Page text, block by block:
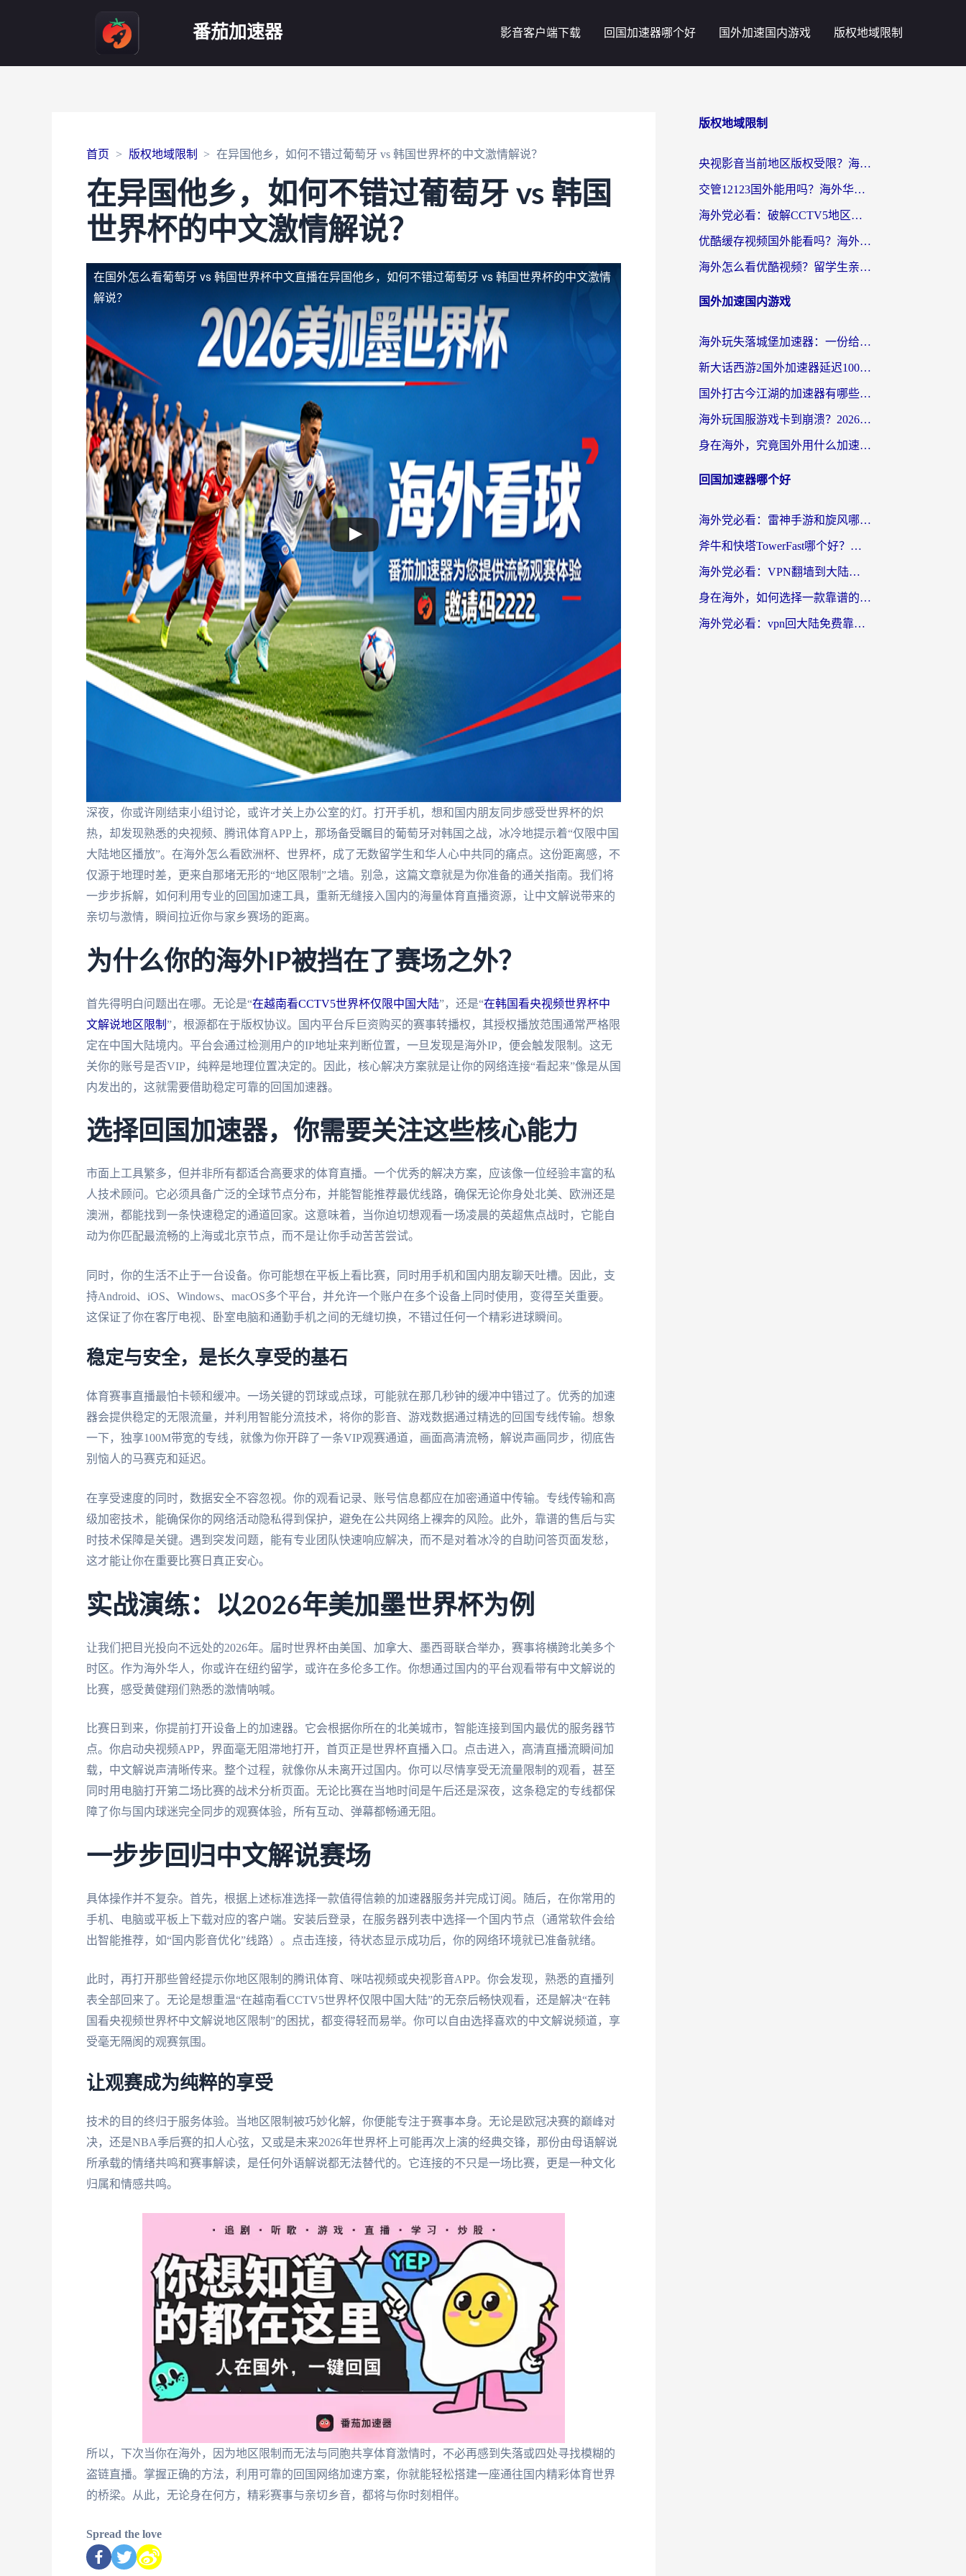
番茄加速器 影音客户端下载 回国加速器哪个好 国外加速国内游戏 版权地域限制
首页 版权地域限制 在异国他乡，如何不错过葡萄牙 vs 韩国世界杯的中文激情解说？
在异国他乡，如何不错过葡萄牙 vs 韩国
世界杯的中文激情解说？
在国外怎么看葡萄牙 vs 韩国世界杯中文直播在异国他乡，如何不错过葡萄牙 vs 韩国世界杯的中文激情
解说？
深夜，你或许刚结束小组讨论，或许才关上办公室的灯。打开手机，想和国内朋友同步感受世界杯的炽
热，却发现熟悉的央视频、腾讯体育APP上，那场备受瞩目的葡萄牙对韩国之战，冰冷地提示着“仅限中国
大陆地区播放”。在海外怎么看欧洲杯、世界杯，成了无数留学生和华人心中共同的痛点。这份距离感，不
仅源于地理时差，更来自那堵无形的“地区限制”之墙。别急，这篇文章就是为你准备的通关指南。我们将
一步步拆解，如何利用专业的回国加速工具，重新无缝接入国内的海量体育直播资源，让中文解说带来的
亲切与激情，瞬间拉近你与家乡赛场的距离。
为什么你的海外IP被挡在了赛场之外？
首先得明白问题出在哪。无论是“在越南看CCTV5世界杯仅限中国大陆”，还是“在韩国看央视频世界杯中
文解说地区限制 ”，根源都在于版权协议。国内平台斥巨资购买的赛事转播权，其授权播放范围通常严格限
定在中国大陆境内。平台会通过检测用户的IP地址来判断位置，一旦发现是海外IP，便会触发限制。这无
关你的账号是否VIP，纯粹是地理位置决定的。因此，核心解决方案就是让你的网络连接“看起来”像是从国
内发出的，这就需要借助稳定可靠的回国加速器。
选择回国加速器，你需要关注这些核心能力
市面上工具繁多，但并非所有都适合高要求的体育直播。一个优秀的解决方案，应该像一位经验丰富的私
人技术顾问。它必须具备广泛的全球节点分布，并能智能推荐最优线路，确保无论你身处北美、欧洲还是
澳洲，都能找到一条快速稳定的通道回家。这意味着，当你迫切想观看一场凌晨的英超焦点战时，它能自
动为你匹配最流畅的上海或北京节点，而不是让你手动苦苦尝试。
同时，你的生活不止于一台设备。你可能想在平板上看比赛，同时用手机和国内朋友聊天吐槽。因此，支
持Android、iOS、Windows、macOS多个平台，并允许一个账户在多个设备上同时使用，变得至关重要。
这保证了你在客厅电视、卧室电脑和通勤手机之间的无缝切换，不错过任何一个精彩进球瞬间。
稳定与安全，是长久享受的基石
体育赛事直播最怕卡顿和缓冲。一场关键的罚球或点球，可能就在那几秒钟的缓冲中错过了。优秀的加速
器会提供稳定的无限流量，并利用智能分流技术，将你的影音、游戏数据通过精选的回国专线传输。想象
一下，独享100M带宽的专线，就像为你开辟了一条VIP观赛通道，画面高清流畅，解说声画同步，彻底告
别恼人的马赛克和延迟。
在享受速度的同时，数据安全不容忽视。你的观看记录、账号信息都应在加密通道中传输。专线传输和高
级加密技术，能确保你的网络活动隐私得到保护，避免在公共网络上裸奔的风险。此外，靠谱的售后与实
时技术保障是关键。遇到突发问题，能有专业团队快速响应解决，而不是对着冰冷的自助问答页面发愁，
这才能让你在重要比赛日真正安心。
实战演练：以2026年美加墨世界杯为例
让我们把目光投向不远处的2026年。届时世界杯由美国、加拿大、墨西哥联合举办，赛事将横跨北美多个
时区。作为海外华人，你或许在纽约留学，或许在多伦多工作。你想通过国内的平台观看带有中文解说的
比赛，感受黄健翔们熟悉的激情呐喊。
比赛日到来，你提前打开设备上的加速器。它会根据你所在的北美城市，智能连接到国内最优的服务器节
点。你启动央视频APP，界面毫无阻滞地打开，首页正是世界杯直播入口。点击进入，高清直播流瞬间加
载，中文解说声清晰传来。整个过程，就像你从未离开过国内。你可以尽情享受无流量限制的观看，甚至
同时用电脑打开第二场比赛的战术分析页面。无论比赛在当地时间是午后还是深夜，这条稳定的专线都保
障了你与国内球迷完全同步的观赛体验，所有互动、弹幕都畅通无阻。
一步步回归中文解说赛场
具体操作并不复杂。首先，根据上述标准选择一款值得信赖的加速器服务并完成订阅。随后，在你常用的
手机、电脑或平板上下载对应的客户端。安装后登录，在服务器列表中选择一个国内节点（通常软件会给
出智能推荐，如“国内影音优化”线路）。点击连接，待状态显示成功后，你的网络环境就已准备就绪。
此时，再打开那些曾经提示你地区限制的腾讯体育、咪咕视频或央视影音APP。你会发现，熟悉的直播列
表全部回来了。无论是想重温“在越南看CCTV5世界杯仅限中国大陆”的无奈后畅快观看，还是解决“在韩
国看央视频世界杯中文解说地区限制”的困扰，都变得轻而易举。你可以自由选择喜欢的中文解说频道，享
受毫无隔阂的观赛氛围。
让观赛成为纯粹的享受
技术的目的终归于服务体验。当地区限制被巧妙化解，你便能专注于赛事本身。无论是欧冠决赛的巅峰对
决，还是NBA季后赛的扣人心弦，又或是未来2026年世界杯上可能再次上演的经典交锋，那份由母语解说
所承载的情绪共鸣和赛事解读，是任何外语解说都无法替代的。它连接的不只是一场比赛，更是一种文化
归属和情感共鸣。
所以，下次当你在海外，因为地区限制而无法与同胞共享体育激情时，不必再感到失落或四处寻找模糊的
盗链直播。掌握正确的方法，利用可靠的回国网络加速方案，你就能轻松搭建一座通往国内精彩体育世界
的桥梁。从此，无论身在何方，精彩赛事与亲切乡音，都将与你时刻相伴。
Spread the love
版权地域限制
央视影音当前地区版权受限？海外党追剧看片的终极解决方案来了
交管12123国外能用吗？海外华人亲测有效的回国加速器选择指南
海外党必看：破解CCTV5地区限制，这样看欧洲杯奥运直播才够爽！
优酷缓存视频国外能看吗？海外党追剧看片的终极解决方案来了
海外怎么看优酷视频？留学生亲测有效的回国加速器选择指南
国外加速国内游戏
海外玩失落城堡加速器：一份给漂泊玩家的网络自救指南
新大话西游2国外加速器延迟100以下怎么办？海外党实测有效的低延迟指南
国外打古今江湖的加速器有哪些游戏？一个海外玩家的终极选择指南
海外玩国服游戏卡到崩溃？2026加速器免费推荐+实用指南（亲测有效）
身在海外，究竟国外用什么加速器打wow好？
回国加速器哪个好
海外党必看：雷神手游和旋风哪个好？3分钟选对回国加速器，无缝刷国内剧玩游戏
斧牛和快塔TowerFast哪个好？海外党如何选对回国加速器
海外党必看：VPN翻墙到大陆的实用指南——从看CCTV5到选加速器，一篇全搞定
身在海外，如何选择一款靠谱的加速国内网络的加速器？
海外党必看：vpn回大陆免费靠谱吗？3步选对加速器实现无缝刷国内资源